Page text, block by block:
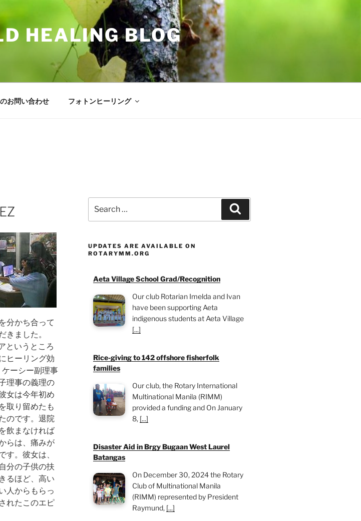
HEALING BLOG
お問い合わせ フォトンヒーリング
分かち合って
きました。
というところ
ヒーリング効
ーシー副理事
理事の義理の
女は今年初め
取り留めたも
のです。退院
飲まなければ
らは、痛みが
す。彼女は、
分の子供の扶
るほど、高い
人からもらっ
れたこのエピ
for:
UPDATES ARE AVAILABLE ON
ROTARYMM.ORG
Aeta Village School Grad/Recognition
Our club Rotarian Imelda and Ivan
have been supporting Aeta
indigenous students at Aeta Village
[...]
Rice-giving to 142 offshore fisherfolk
families
Our club, the Rotary International
Multinational Manila (RIMM)
provided a funding and On January
8, [...]
Disaster Aid in Brgy Bugaan West Laurel
Batangas
On December 30, 2024 the Rotary
Club of Multinational Manila
(RIMM) represented by President
Raymund, [...]